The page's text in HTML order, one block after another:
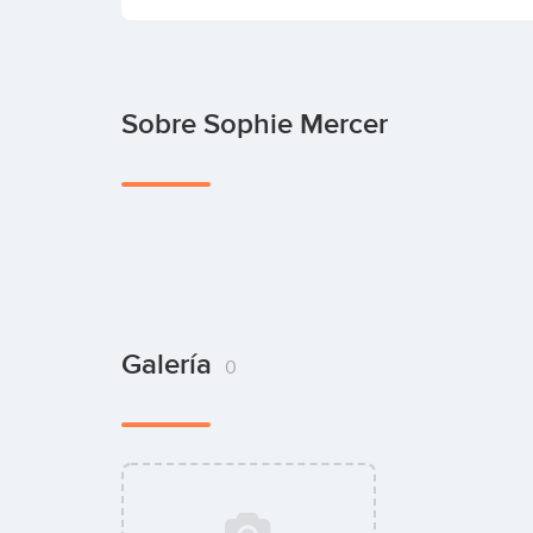
Sobre Sophie Mercer
Galería 0